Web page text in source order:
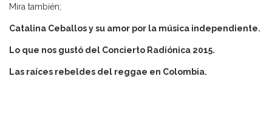
Mira también;
Catalina Ceballos y su amor por la música independiente.
Lo que nos gustó del Concierto Radiónica 2015.
Las raíces rebeldes del reggae en Colombia.